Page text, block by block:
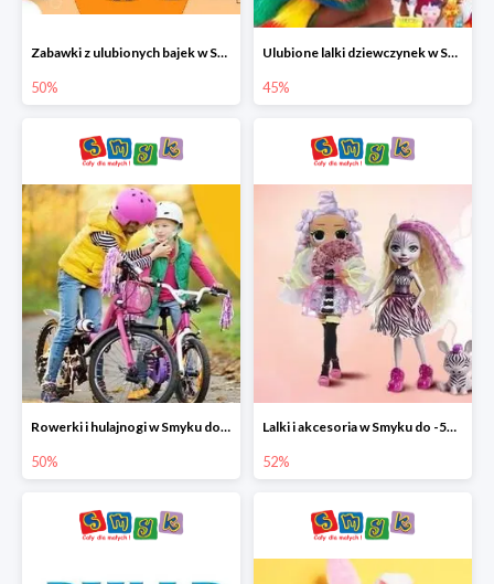
Zabawki z ulubionych bajek w Smyku do -50%
50%
Ulubione lalki dziewczynek w Smyku do -45%
45%
Rowerki i hulajnogi w Smyku do -50%
50%
Lalki i akcesoria w Smyku do -52%
52%